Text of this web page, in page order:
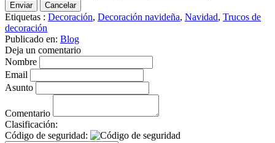
Enviar Cancelar
Etiquetas : Decoración, Decoración navideña, Navidad, Trucos de
decoración
Publicado en: Blog
Deja un comentario
Nombre
Email
Asunto
Comentario
Clasificación:
Código de seguridad: